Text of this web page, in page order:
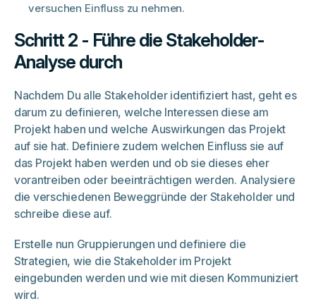
versuchen Einfluss zu nehmen.
Schritt 2 - Führe die Stakeholder-
Analyse durch
Nachdem Du alle Stakeholder identifiziert hast, geht es
darum zu definieren, welche Interessen diese am
Projekt haben und welche Auswirkungen das Projekt
auf sie hat. Definiere zudem welchen Einfluss sie auf
das Projekt haben werden und ob sie dieses eher
vorantreiben oder beeinträchtigen werden. Analysiere
die verschiedenen Beweggründe der Stakeholder und
schreibe diese auf.
Erstelle nun Gruppierungen und definiere die
Strategien, wie die Stakeholder im Projekt
eingebunden werden und wie mit diesen Kommuniziert
wird.